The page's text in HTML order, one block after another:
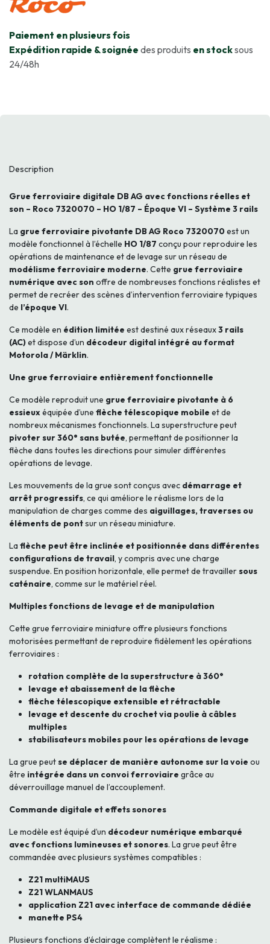
​Paiement en plusieurs fois
Expédition rapide & soignée des produits en stocksous
24/48h
Description
Grue ferroviaire digitale DB AG avec fonctions réelles et
son – Roco 7320070 – HO 1/87 – Époque VI – Système 3 rails
La grue ferroviaire pivotante DB AG Roco 7320070est un
modèle fonctionnel à l’échelle HO 1/87 conçu pour reproduire les
opérations de maintenance et de levage sur un réseau de
modélisme ferroviaire moderne. Cette grue ferroviaire
numérique avec son offre de nombreuses fonctions réalistes et
permet de recréer des scènes d’intervention ferroviaire typiques
de l’époque VI.
Ce modèle en édition limitée est destiné aux réseaux3 rails
(AC)et dispose d’un décodeur digital intégré au format
Motorola / Märklin.
Une grue ferroviaire entièrement fonctionnelle
Ce modèle reproduit une grue ferroviaire pivotante à 6
essieuxéquipée d’une flèche télescopique mobile et de
nombreux mécanismes fonctionnels. La superstructure peut
pivoter sur 360° sans butée, permettant de positionner la
flèche dans toutes les directions pour simuler différentes
opérations de levage.
Les mouvements de la grue sont conçus avec démarrage et
arrêt progressifs, ce qui améliore le réalisme lors de la
manipulation de charges comme des aiguillages, traverses ou
éléments de pontsur un réseau miniature.
La flèche peut être inclinée et positionnée dans différentes
configurations de travail, y compris avec une charge
suspendue. En position horizontale, elle permet de travaillersous
caténaire, comme sur le matériel réel.
Multiples fonctions de levage et de manipulation
Cette grue ferroviaire miniature offre plusieurs fonctions
motorisées permettant de reproduire fidèlement les opérations
ferroviaires :
rotation complète de la superstructure à 360°
levage et abaissement de la flèche
flèche télescopique extensible et rétractable
levage et descente du crochet via poulie à câbles
multiples
stabilisateurs mobiles pour les opérations de levage
La grue peutse déplacer de manière autonome sur la voie ou
être intégrée dans un convoi ferroviaire grâce au
déverrouillage manuel de l’accouplement.
Commande digitale et effets sonores
Le modèle est équipé d’un décodeur numérique embarqué
avec fonctions lumineuses et sonores. La grue peut être
commandée avec plusieurs systèmes compatibles :
Z21 multiMAUS
Z21 WLANMAUS
application Z21 avec interface de commande dédiée
manette PS4
Plusieurs fonctions d’éclairage complètent le réalisme :